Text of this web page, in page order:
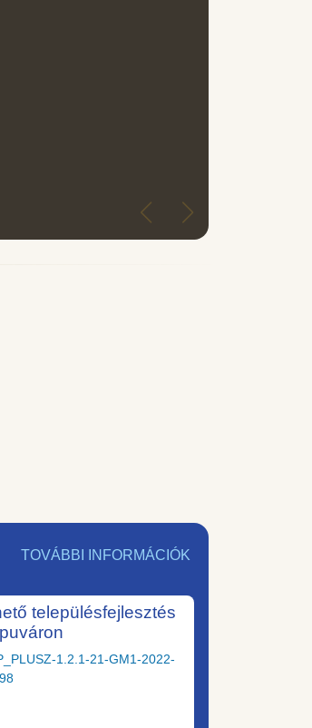
TOVÁBBI INFORMÁCIÓK
településfejlesztés
1.2.1-21-GM1-2022-